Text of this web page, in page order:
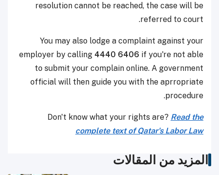
resolution cannot be reached, the case will be
referred to court.
You may also lodge a complaint against your
employer by calling 4440 6406 if you're not able
to submit your complain online. A government
official will then guide you with the aprropriate
procedure.
Don't know what your rights are? Read the
complete text of Qatar's Labor Law
المزيد من المقالات